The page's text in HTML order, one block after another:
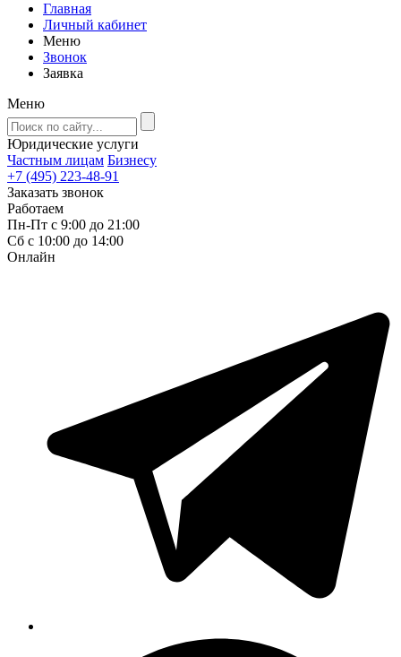
Главная
Личный кабинет
Меню
Звонок
Заявка
Меню
Юридические услуги
Частным лицам Бизнесу
+7 (495) 223-48-91
Заказать звонок
Работаем
Пн-Пт с 9:00 до 21:00
Сб с 10:00 до 14:00
Онлайн